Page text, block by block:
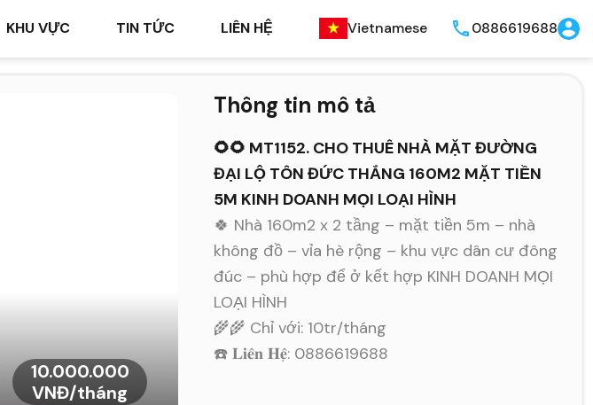
KHU VỰC TIN TỨC LIÊN HỆ Vietnamese 0886619688
10.000.000
VNĐ/tháng
Thông tin mô tả
🌻🌻 MT1152. CHO THUÊ NHÀ MẶT ĐƯỜNG
ĐẠI LỘ TÔN ĐỨC THẮNG 160M2 MẶT TIỀN
5M KINH DOANH MỌI LOẠI HÌNH
🍀 Nhà 160m2 x 2 tầng – mặt tiền 5m – nhà
không đồ – vỉa hè rộng – khu vực dân cư đông
đúc – phù hợp để ở kết hợp KINH DOANH MỌI
LOẠI HÌNH
🌾🌾 Chỉ với: 10tr/tháng
☎️ 𝐋𝐢𝐞̂𝐧 𝐇𝐞̣̂: 0886619688